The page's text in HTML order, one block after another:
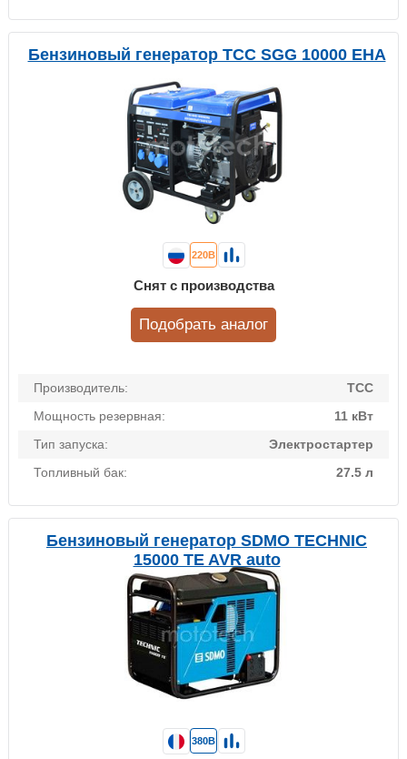
Бензиновый генератор ТСС SGG 10000 EHA
Производитель:
ТСС
Мощность резервная:
11 кВт
Тип запуска:
Электростартер
Топливный бак:
27.5 л
220В
Снят с производства
Подобрать аналог
Бензиновый генератор SDMO TECHNIC
15000 TE AVR auto
380В